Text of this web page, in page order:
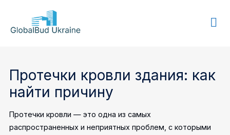
GLOBALBUD
Протечки кровли здания: как
найти причину
Протечки кровли — это одна из самых
распространенных и неприятных проблем, с которыми